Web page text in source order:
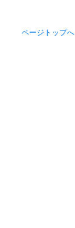
ページトップへ